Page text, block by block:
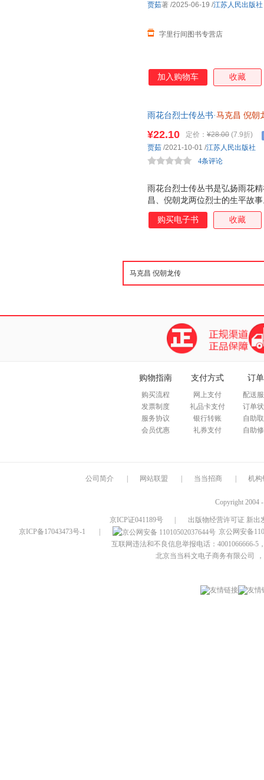
字里行间图书专营店
贾茹著 /2025-06-19 /江苏人民出版社
加入购物车 收藏
雨花台烈士传丛书·马克昌 倪朝
雨花台烈士传丛书是弘扬雨花
昌、倪朝龙两位烈士的生平故
¥22.10 定价： ¥28.00 (7.9折)
4条评论
贾茹 /2021-10-01 /江苏人民出版社
购买电子书 收藏
购物指南
购买流程
发票制度
服务协议
会员优惠
支付方式
网上支付
礼品卡支付
银行转账
礼券支付
订
配送
订单
自助
自助
公司简介 网站联盟 当当招商 机构
Copyright 2004
京ICP证041189号
出版物经营许可证 新出
京ICP备17043473号-1
京公网安备
互联网违法和不良信息举报电话：4001066666-5
北京当当科文电子商务有限公司